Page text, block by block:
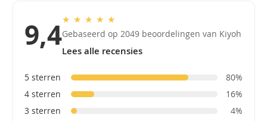
9,4★ ★ ★ ★ ★
Gebaseerd op 2049 beoordelingen van Kiyoh
Lees alle recensies
5 sterren
80%
4 sterren
16%
3 sterren
4%